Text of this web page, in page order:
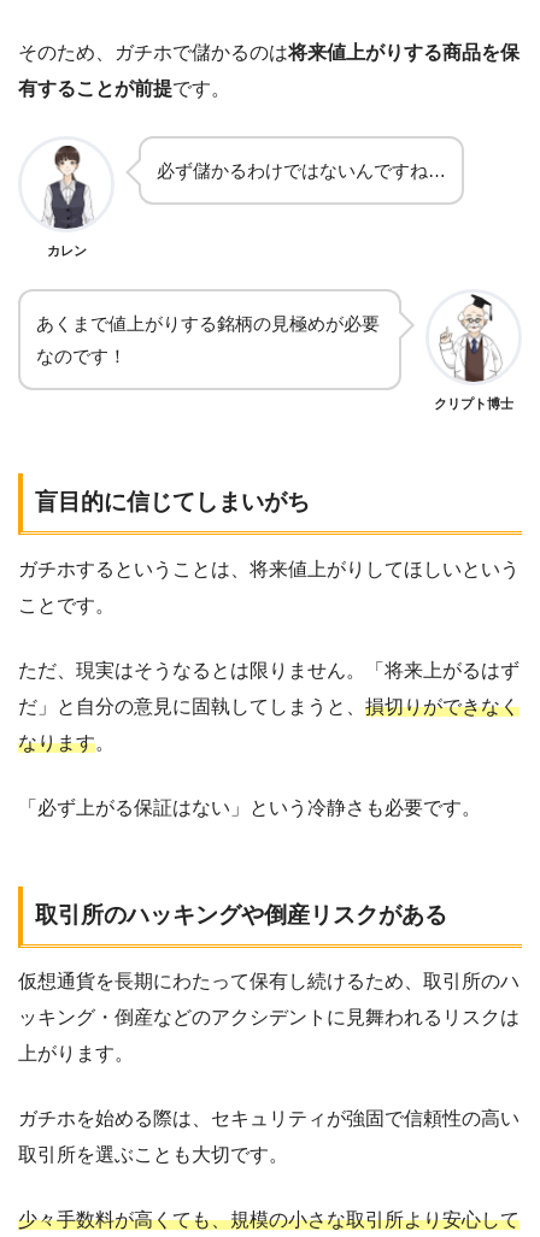
そのため、ガチホで儲かるのは将来値上がりする商品を保
有することが前提です。
カレン
必ず儲かるわけではないんですね…
あくまで値上がりする銘柄の見極めが必要
なのです！
クリプト博士
盲目的に信じてしまいがち
ガチホするということは、将来値上がりしてほしいという
ことです。
ただ、現実はそうなるとは限りません。「将来上がるはず
だ」と自分の意見に固執してしまうと、 損切りができなく
なります。
「必ず上がる保証はない」という冷静さも必要です。
取引所のハッキングや倒産リスクがある
仮想通貨を長期にわたって保有し続けるため、取引所のハ
ッキング・倒産などのアクシデントに見舞われるリスクは
上がります。
ガチホを始める際は、セキュリティが強固で信頼性の高い
取引所を選ぶことも大切です。
少々手数料が高くても、規模の小さな取引所より安心して